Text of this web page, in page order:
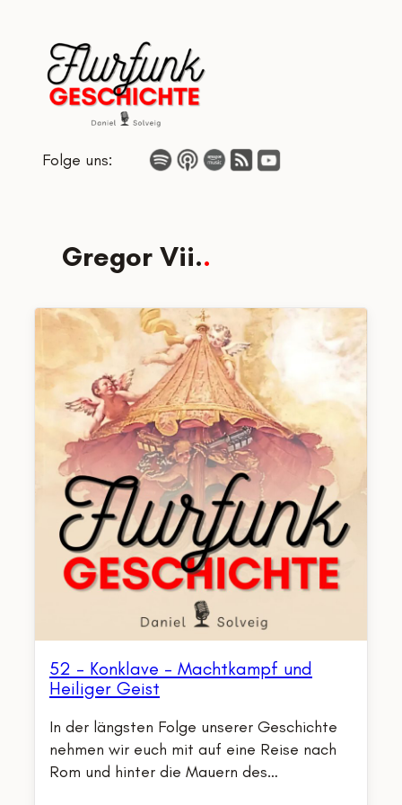
springen
Folge uns:
Gregor Vii.
52 – Konklave – Machtkampf und
Heiliger Geist
In der längsten Folge unserer Geschichte
nehmen wir euch mit auf eine Reise nach
Rom und hinter die Mauern des…